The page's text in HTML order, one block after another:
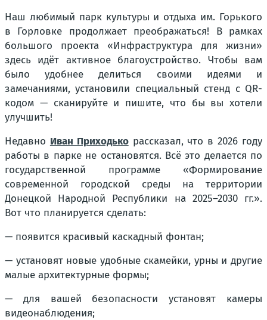
Наш любимый парк культуры и отдыха им. Горького
в Горловке продолжает преображаться! В рамках
большого проекта «Инфраструктура для жизни»
здесь идёт активное благоустройство. Чтобы вам
было удобнее делиться своими идеями и
замечаниями, установили специальный стенд с QR-
кодом — сканируйте и пишите, что бы вы хотели
улучшить!
Недавно Иван Приходькорассказал, что в 2026 году
работы в парке не остановятся. Всё это делается по
государственной программе «Формирование
современной городской среды на территории
Донецкой Народной Республики на 2025–2030 гг.».
Вот что планируется сделать:
— появится красивый каскадный фонтан;
— установят новые удобные скамейки, урны и другие
малые архитектурные формы;
— для вашей безопасности установят камеры
видеонаблюдения;